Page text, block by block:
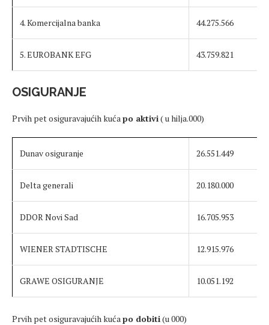
4. Komercijalna banka 44.275.566
5. EUROBANK EFG 43.759.821
OSIGURANJE
Prvih pet osiguravajućih kuća po aktivi( u hilja.000)
Dunav osiguranje 26.551.449
Delta generali 20.180.000
DDOR Novi Sad 16.705.953
WIENER STADTISCHE 12.915.976
GRAWE OSIGURANJE 10.051.192
Prvih pet osiguravajućih kuća po dobiti(u 000)